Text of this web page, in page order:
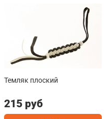
Темляк плоский
215 руб